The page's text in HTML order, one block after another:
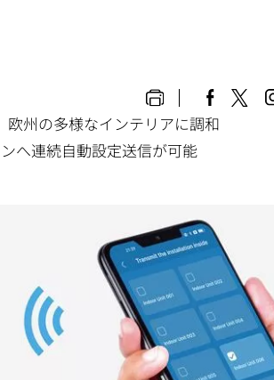
州の多様なインテリアに調和
へ連続自動設定送信が可能